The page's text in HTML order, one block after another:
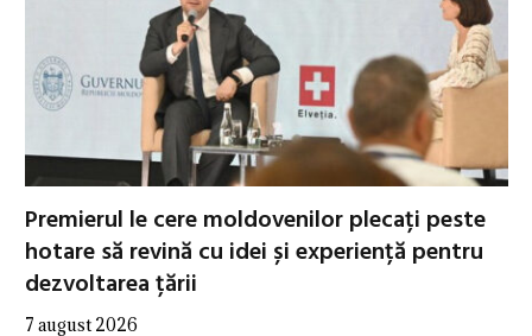
Premierul le cere moldovenilor plecați peste
hotare să revină cu idei și experiență pentru
dezvoltarea țării
7 august 2026